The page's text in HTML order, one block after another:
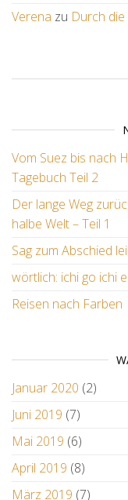
Verena zu Durch
Vom Suez bis nach
Tagebuch Teil 2
Der lange Weg
halbe Welt – Teil 1
Sag zum Abschied
wörtlich: ichi go ichi e
Reisen nach Farben
Januar 2020 (2)
Juni 2019 (7)
Mai 2019 (6)
April 2019 (8)
März 2019 (7)